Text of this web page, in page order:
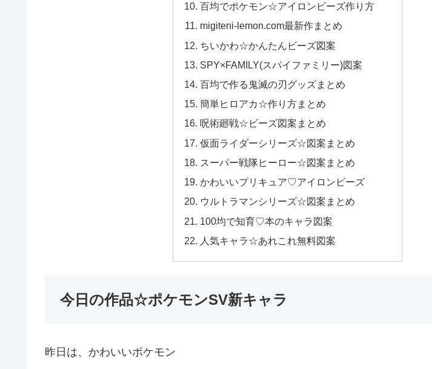
百均でポケモン☆アイロンビーズ作り方
migiteni-lemon.com最新作まとめ
ちいかわ☆かんたんビーズ図案
SPY×FAMILY(スパイファミリー)図案
百均で作る鬼滅の刃グッズまとめ
簡単ヒロアカ☆作り方まとめ
呪術廻戦☆ビーズ図案まとめ
仮面ライダーシリーズ☆図案まとめ
スーパー戦隊ヒーロー☆図案まとめ
かわいいプリキュア♡アイロンビーズ
ウルトラマンシリーズ☆図案まとめ
100均で知育♡本のキャラ図案
人気キャラ☆あれこれ無料図案
今日の作品☆ポケモンSV新キャラ
昨日は、かわいいポケモン